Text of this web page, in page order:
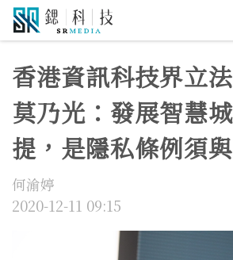
香港資訊科技界立
莫乃光：發展智慧
提，是隱私條例須
何渝婷
2020-12-11 09:15